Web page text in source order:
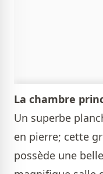
La chambre
Un superbe
en pierre; cette
possède une